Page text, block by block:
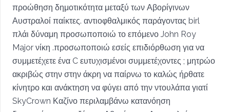
προώθηση δημοτικότητα μεταξύ των Αβορίγινων
Αυστραλοί παίκτες. αντιοφθαλμικός παράγοντας birl
πλάι δύναμη προσωποποιώ το επόμενο John Roy
Major νίκη .προσωποποιώ εσείς επιδιόρθωση για να
συμμετέχετε ένα C ευτυχισμένοι συμμετέχοντες ; μητρώο
ακριβώς στην στην άκρη να παίρνω το καλώς ήρθατε
κίνητρο και ανάκτηση να φύγει από την ντουλάπα γιατί
SkyCrown Καζίνο περιλαμβάνω κατανόηση